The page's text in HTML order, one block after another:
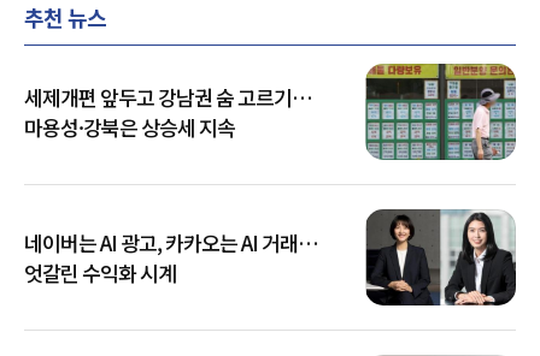
추천 뉴스
세제개편 앞두고 강남권 숨 고르기…
마용성·강북은 상승세 지속
네이버는 AI 광고, 카카오는 AI 거래…
엇갈린 수익화 시계